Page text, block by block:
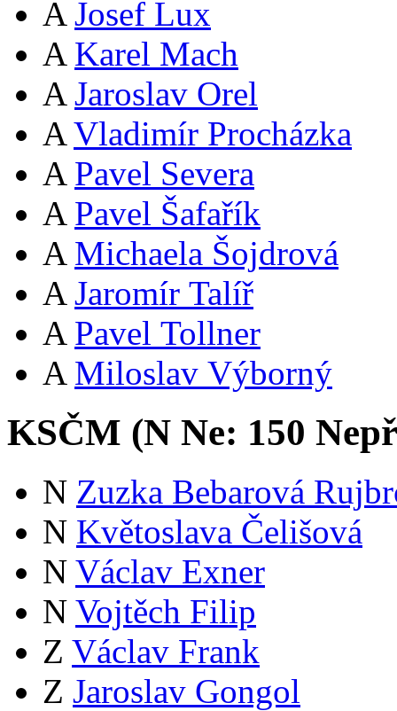
A Josef Lux
A Karel Mach
A Jaroslav Orel
A Vladimír Procházka
A Pavel Severa
A Pavel Šafařík
A Michaela Šojdrová
A Jaromír Talíř
A Pavel Tollner
A Miloslav Výborný
KSČM (N Ne: 150
N Zuzka Bebarová
N Květoslava Čelišová
N Václav Exner
N Vojtěch Filip
Z Václav Frank
Z Jaroslav Gongol